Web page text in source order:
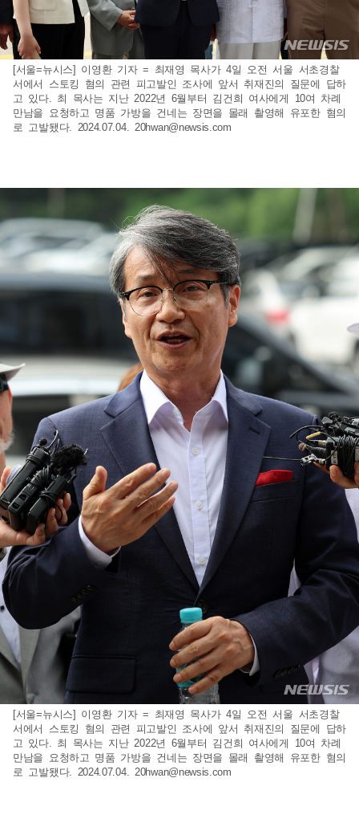
[서울=뉴시스] 이영환 기자 = 최재영 목사가 4일 오전 서울 서초경찰
서에서 스토킹 혐의 관련 피고발인 조사에 앞서 취재진의 질문에 답하
고 있다. 최 목사는 지난 2022년 6월부터 김건희 여사에게 10여 차례
만남을 요청하고 명품 가방을 건네는 장면을 몰래 촬영해 유포한 혐의
로 고발됐다. 2024.07.04. 20hwan@newsis.com
[서울=뉴시스] 이영환 기자 = 최재영 목사가 4일 오전 서울 서초경찰
서에서 스토킹 혐의 관련 피고발인 조사에 앞서 취재진의 질문에 답하
고 있다. 최 목사는 지난 2022년 6월부터 김건희 여사에게 10여 차례
만남을 요청하고 명품 가방을 건네는 장면을 몰래 촬영해 유포한 혐의
로 고발됐다. 2024.07.04. 20hwan@newsis.com